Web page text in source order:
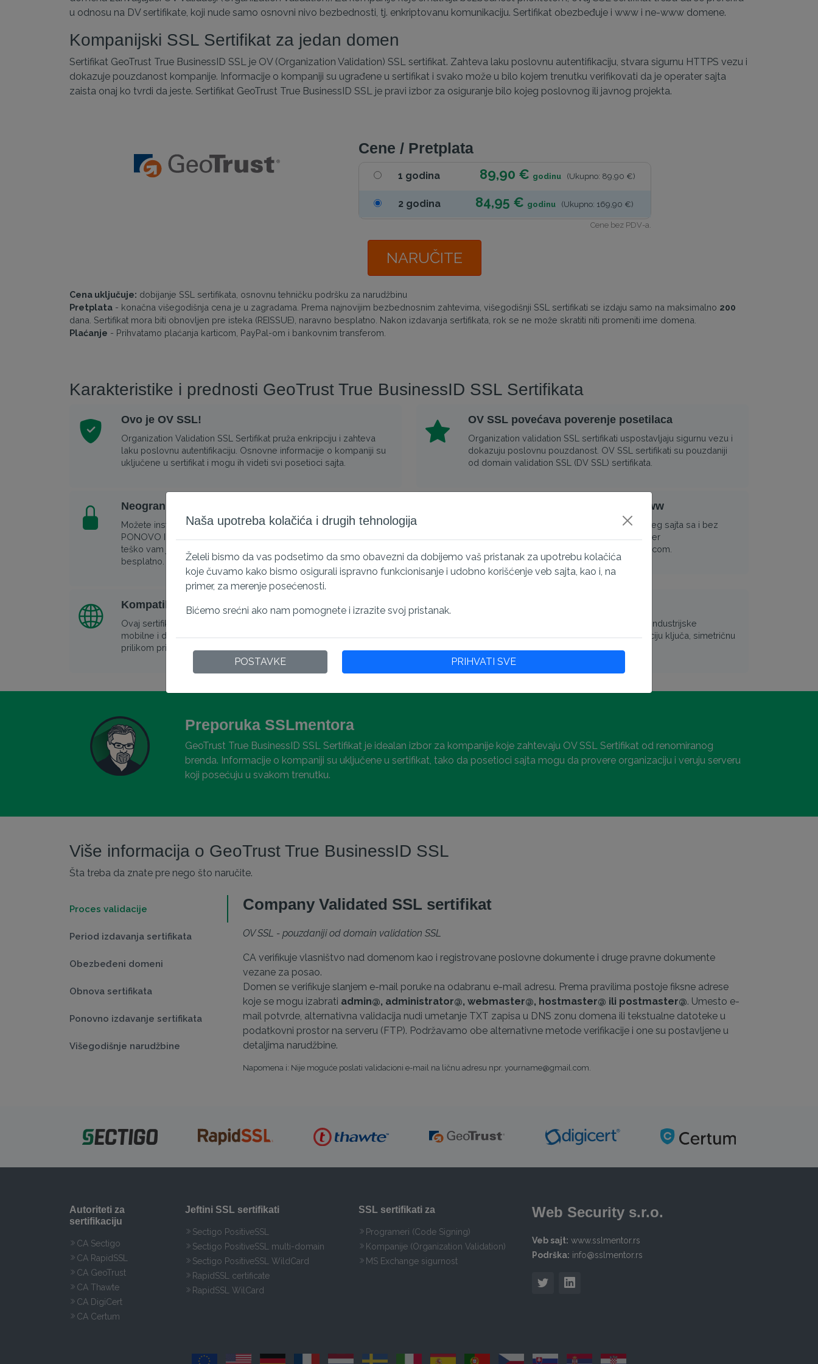
u odnosu na DV sertifikate, koji nude samo osnovni nivo bezbednosti, tj. enkriptovanu komunikaciju. Sertifikat obezbeđuje i www i ne-www domene.
Kompanijski SSL Sertifikat za jedan domen
Sertifikat GeoTrust True BusinessID SSL je OV (Organization Validation) SSL sertifikat. Zahteva laku poslovnu autentifikaciju, stvara sigurnu HTTPS vezu i
dokazuje pouzdanost kompanije. Informacije o kompaniji su ugrađene u sertifikat i svako može u bilo kojem trenutku verifikovati da je operater sajta
zaista onaj ko tvrdi da jeste. Sertifikat GeoTrust True BusinessID SSL je pravi izbor za osiguranje bilo kojeg poslovnog ili javnog projekta.
Cene / Pretplata
1 godina 89,90 € godinu (Ukupno: 89,90 €)
2 godina 84,95 € godinu (Ukupno: 169,90 €)
Cene bez PDV-a.
NARUČITE
Cena uključuje: dobijanje SSL sertifikata, osnovnu tehničku podršku za narudžbinu
Pretplata - konačna višegodišnja cena je u zagradama. Prema najnovijim bezbednosnim zahtevima, višegodišnji SSL sertifikati se izdaju samo na maksimalno 200
dana. Sertifikat mora biti obnovljen pre isteka (REISSUE), naravno besplatno. Nakon izdavanja sertifikata, rok se ne može skratiti niti promeniti ime domena.
Plaćanje - Prihvatamo plaćanja karticom, PayPal-om i bankovnim transferom.
Karakteristike i prednosti GeoTrust True BusinessID SSL Sertifikata
Ovo je OV SSL!
Organization Validation SSL Sertifikat pruža enkripciju i zahteva
laku poslovnu autentifikaciju. Osnovne informacije o kompaniji su
uključene u sertifikat i mogu ih videti svi posetioci sajta.
OV SSL povećava poverenje posetilaca
Organization validation SSL sertifikati uspostavljaju sigurnu vezu i
dokazuju poslovnu pouzdanost. OV SSL sertifikati su pouzdaniji
od domain validation SSL (DV SSL) sertifikata.
Neograničene server licence i ponovo izdavanje
Možete instalirati isti sertifikat na više servera.
PONOVO IZDAVANJE - u slučaju da izgubite svoj privatni ključ i
teško vam je da instalirate sertifikat, novi sertifikat će vam biti izdat
besplatno.
Osigurajte obe varijante sa i bez www
Ovaj sertifikat može osigurati obe verzije vašeg sajta sa i bez
www (primenjivo na domen 2. nivoa), na primer
https://example.com i https://www.example.com.
Kompatibilno sa svim glavnim pregledačima
Ovaj sertifikat ima najvišu kompatibilnost sa pregledačima za
mobilne i desktop uređaje, što će smanjiti SSL upozorenja
prilikom pristupa sajtu.
X.509 format Sertifikat ispunjava softverske i industrijske
standarde, podržava 2048 bitnu javnu enkripciju ključa, simetričnu
Preporuka SSLmentora
GeoTrust True BusinessID SSL Sertifikat je idealan izbor za kompanije koje zahtevaju OV SSL Sertifikat od renomiranog
brenda. Informacije o kompaniji su uključene u sertifikat, tako da posetioci sajta mogu da provere organizaciju i veruju serveru
koji posećuju u svakom trenutku.
Više informacija o GeoTrust True BusinessID SSL
Šta treba da znate pre nego što naručite.
Proces validacije
Period izdavanja sertifikata
Obezbeđeni domeni
Obnova sertifikata
Ponovno izdavanje sertifikata
Višegodišnje narudžbine
Company Validated SSL sertifikat
OV SSL - pouzdaniji od domain validation SSL
CA verifikuje vlasništvo nad domenom kao i registrovane poslovne dokumente i druge pravne dokumente
vezane za posao.
Domen se verifikuje slanjem e-mail poruke na odabranu e-mail adresu. Prema pravilima postoje fiksne adrese
koje se mogu izabrati admin@, administrator@, webmaster@, hostmaster@ ili postmaster@. Umesto e-
mail potvrde, alternativna validacija nudi umetanje TXT zapisa u DNS zonu domena ili tekstualne datoteke u
podatkovni prostor na serveru (FTP). Podržavamo obe alternativne metode verifikacije i one su postavljene u
detaljima narudžbine.
Napomena i: Nije moguće poslati validacioni e-mail na ličnu adresu npr. yourname@gmail.com.
Autoriteti za
sertifikaciju
CA Sectigo
CA RapidSSL
CA GeoTrust
CA Thawte
CA DigiCert
CA Certum
Jeftini SSL sertifikati
Sectigo PositiveSSL
Sectigo PositiveSSL multi-domain
Sectigo PositiveSSL WildCard
RapidSSL certificate
RapidSSL WilCard
SSL sertifikati za
Programeri (Code Signing)
Kompanije (Organization Validation)
MS Exchange sigurnost
Web Security s.r.o.
Veb sajt: www.sslmentor.rs
Podrška: info@sslmentor.rs
Naša upotreba kolačića i drugih tehnologija
Želeli bismo da vas podsetimo da smo obavezni da dobijemo vaš pristanak za upotrebu kolačića
koje čuvamo kako bismo osigurali ispravno funkcionisanje i udobno korišćenje veb sajta, kao i, na
primer, za merenje posećenosti.
Bićemo srećni ako nam pomognete i izrazite svoj pristanak.
PRIHVATI SVE
POSTAVKE